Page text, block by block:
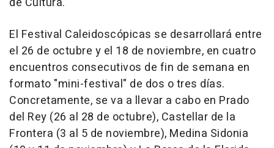
El Festival Caleidoscópicas se desarrollará entre
el 26 de octubre y el 18 de noviembre, en cuatro
encuentros consecutivos de fin de semana en
formato "mini-festival" de dos o tres días.
Concretamente, se va a llevar a cabo en Prado
del Rey (26 al 28 de octubre), Castellar de la
Frontera (3 al 5 de noviembre), Medina Sidonia